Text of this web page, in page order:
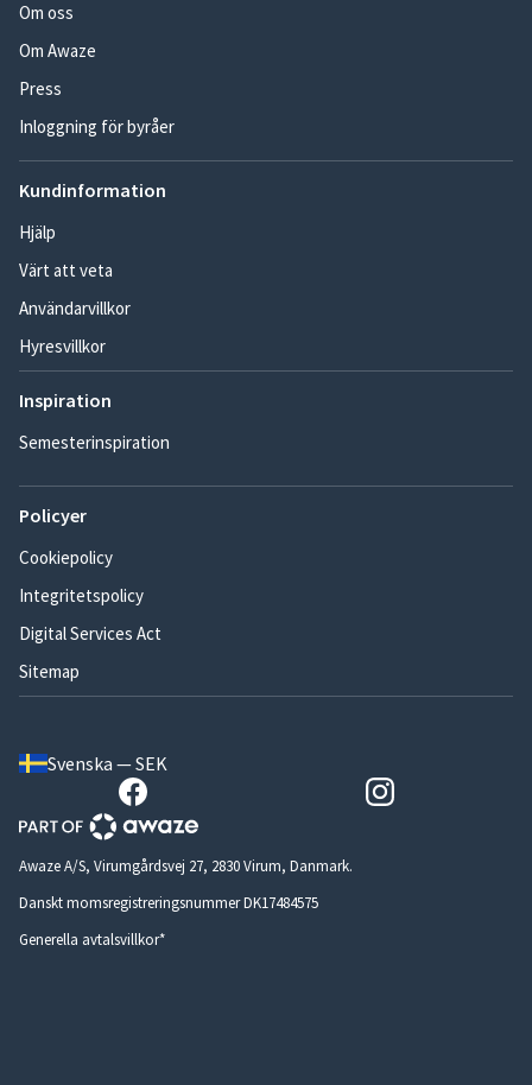
Om oss
Om Awaze
Press
Inloggning för byråer
Kundinformation
Hjälp
Värt att veta
Användarvillkor
Hyresvillkor
Inspiration
Semesterinspiration
Policyer
Cookiepolicy
Integritetspolicy
Digital Services Act
Sitemap
Svenska — SEK
Awaze A/S, Virumgårdsvej 27, 2830 Virum, Danmark.
Danskt momsregistreringsnummer DK17484575
Generella avtalsvillkor*